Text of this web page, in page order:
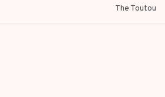
The Toutou